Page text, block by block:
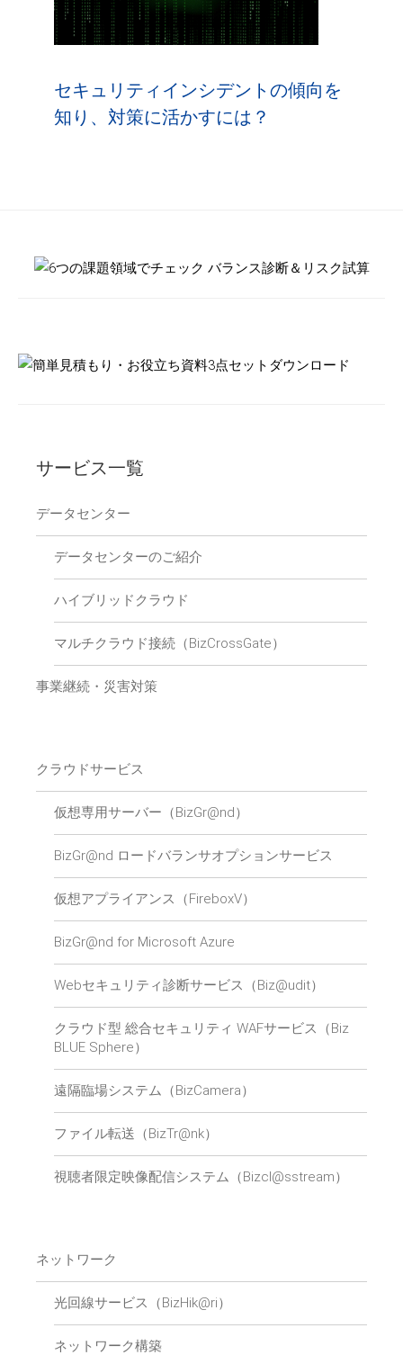
サービス一覧
データセンター
データセンターのご紹介
ハイブリッドクラウド
マルチクラウド接続（BizCrossGate）
事業継続・災害対策
クラウドサービス
仮想専用サーバー（BizGr@nd）
BizGr@nd ロードバランサオプションサービス
仮想アプライアンス（FireboxV）
BizGr@nd for Microsoft Azure
Webセキュリティ診断サービス（Biz@udit）
クラウド型 総合セキュリティ WAFサービス（Biz
BLUE Sphere）
遠隔臨場システム（BizCamera）
ファイル転送（BizTr@nk）
視聴者限定映像配信システム（Bizcl@sstream）
ネットワーク
光回線サービス（BizHik@ri）
ネットワーク構築